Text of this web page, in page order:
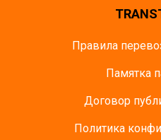
Правила
Памятка
Договор
Политика